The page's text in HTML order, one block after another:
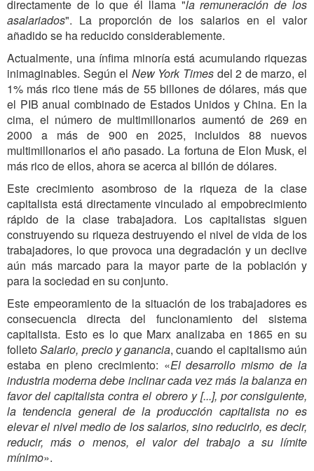
directamente de lo que él llama "la remuneración de los
asalariados". La proporción de los salarios en el valor
añadido se ha reducido considerablemente.
Actualmente, una ínfima minoría está acumulando riquezas
inimaginables. Según el New York Times del 2 de marzo, el
1% más rico tiene más de 55 billones de dólares, más que
el PIB anual combinado de Estados Unidos y China. En la
cima, el número de multimillonarios aumentó de 269 en
2000 a más de 900 en 2025, incluidos 88 nuevos
multimillonarios el año pasado. La fortuna de Elon Musk, el
más rico de ellos, ahora se acerca al billón de dólares.
Este crecimiento asombroso de la riqueza de la clase
capitalista está directamente vinculado al empobrecimiento
rápido de la clase trabajadora. Los capitalistas siguen
construyendo su riqueza destruyendo el nivel de vida de los
trabajadores, lo que provoca una degradación y un declive
aún más marcado para la mayor parte de la población y
para la sociedad en su conjunto.
Este empeoramiento de la situación de los trabajadores es
consecuencia directa del funcionamiento del sistema
capitalista. Esto es lo que Marx analizaba en 1865 en su
folletoSalario, precio y ganancia, cuando el capitalismo aún
estaba en pleno crecimiento: «El desarrollo mismo de la
industria moderna debe inclinar cada vez más la balanza en
favor del capitalista contra el obrero y [...], por consiguiente,
la tendencia general de la producción capitalista no es
elevar el nivel medio de los salarios, sino reducirlo, es decir,
reducir, más o menos, el valor del trabajo a su límite
mínimo».